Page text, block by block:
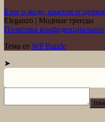
Блог о моде, красоте и
Eleganzo | Модные тренды
Политика
Тема от WP Puzzle
➤